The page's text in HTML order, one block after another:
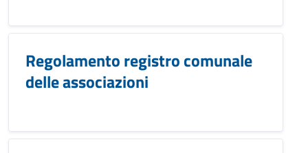
Regolamento registro comunale
delle associazioni